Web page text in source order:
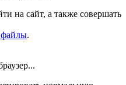
на сайт, а также совершать
файлы.